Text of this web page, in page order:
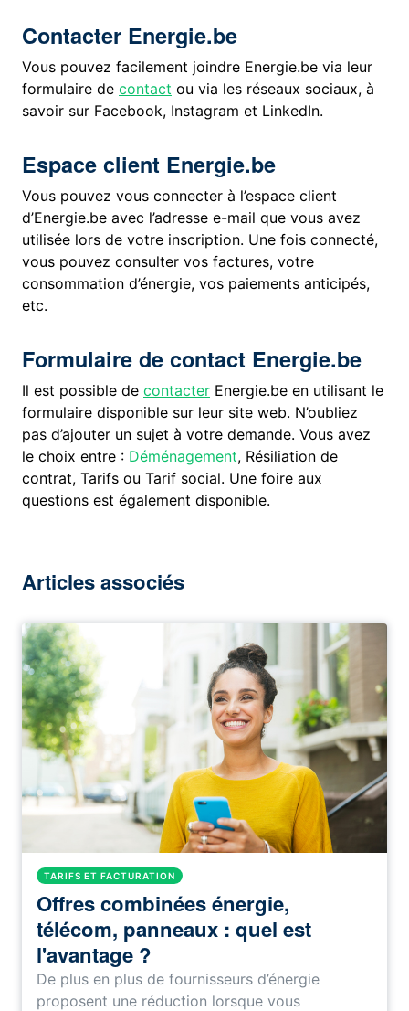
Contacter Energie.be
Vous pouvez facilement joindre Energie.be via leur
formulaire de contact ou via les réseaux sociaux, à
savoir sur Facebook, Instagram et LinkedIn.
Espace client Energie.be
Vous pouvez vous connecter à l’espace client
d’Energie.be avec l’adresse e-mail que vous avez
utilisée lors de votre inscription. Une fois connecté,
vous pouvez consulter vos factures, votre
consommation d’énergie, vos paiements anticipés,
etc.
Formulaire de contact Energie.be
Il est possible de contacter Energie.be en utilisant le
formulaire disponible sur leur site web. N’oubliez
pas d’ajouter un sujet à votre demande. Vous avez
le choix entre : Déménagement, Résiliation de
contrat, Tarifs ou Tarif social. Une foire aux
questions est également disponible.
Articles associés
TARIFS ET FACTURATION
Offres combinées énergie,
télécom, panneaux : quel est
l'avantage ?
De plus en plus de fournisseurs d’énergie
proposent une réduction lorsque vous